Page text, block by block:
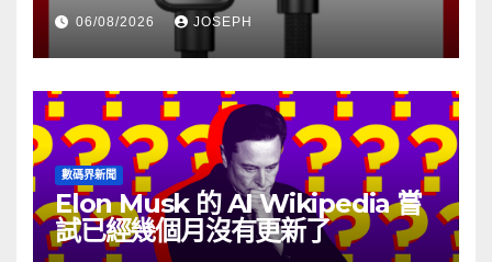
06/08/2026 JOSEPH
數碼界新聞
Elon Musk 的 AI Wikipedia 嘗
試已經幾個月沒有更新了